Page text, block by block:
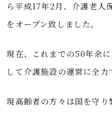
ら平成17年2月、介護老人
をオープン致しました。
現在、これまでの50年余
して介護施設の運営に全力
現高齢者の方々は国を守